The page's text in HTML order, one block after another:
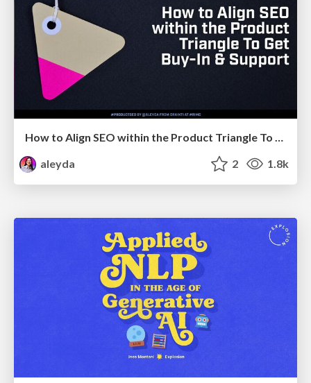
How to Align SEO within the Product Triangle To Get Buy-In & Support - #RIMC
aleyda
2 1.8k